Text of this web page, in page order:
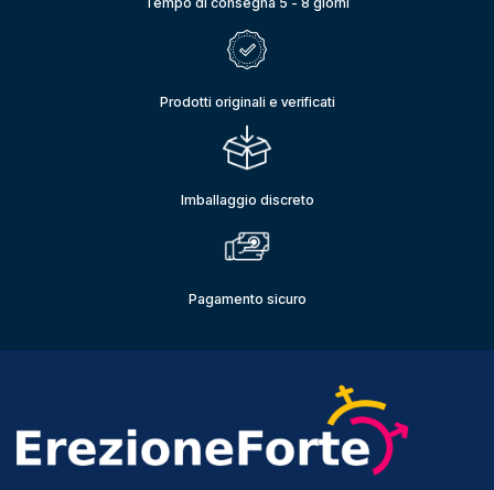
Prodotti originali e verificati
Imballaggio discreto
Pagamento sicuro